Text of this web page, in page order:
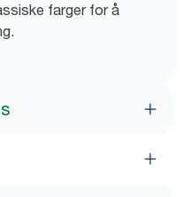
farger for å